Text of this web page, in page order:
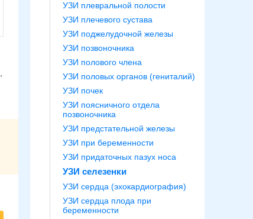
УЗИ плевральной полости
УЗИ плечевого сустава
УЗИ поджелудочной железы
УЗИ позвоночника
УЗИ полового члена
УЗИ половых органов (гениталий)
УЗИ почек
УЗИ поясничного отдела
позвоночника
УЗИ предстательной железы
УЗИ при беременности
УЗИ придаточных пазух носа
УЗИ селезенки
УЗИ сердца (эхокардиография)
УЗИ сердца плода при
беременности